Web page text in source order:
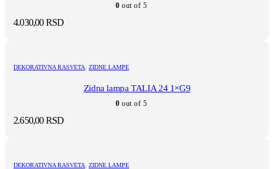
0 out of 5
4.030,00RSD
DEKORATIVNA RASVETA ZIDNE LAMPE
Zidna lampa TALIA 24 1×G9
0 out of 5
2.650,00RSD
DEKORATIVNA RASVETA ZIDNE LAMPE